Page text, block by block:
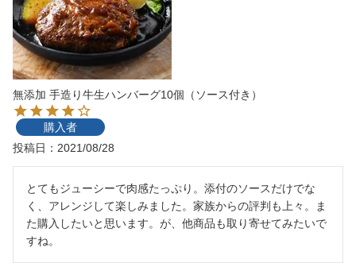
無添加 手造り牛生ハンバーグ10個（ソース付き）
購入者
投稿日
2021/08/28
とてもジューシーで肉感たっぷり。添付のソースだけでな
く、アレンジして楽しみました。家族からの評判も上々。ま
た購入したいと思います。が、他商品も取り寄せてみたいで
すね。